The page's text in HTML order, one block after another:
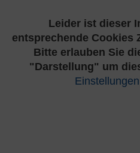
Leider ist dieser
entsprechende Cookies
Bitte erlauben Sie
"Darstellung" um